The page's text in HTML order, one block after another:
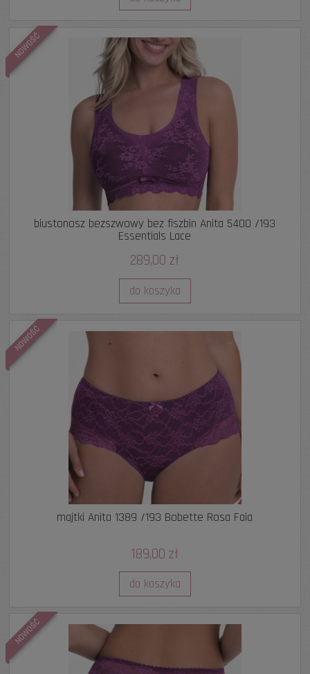
biustonosz bezszwowy bez fiszbin Anita 5400 /193
Essentials Lace
289,00 zł
do koszyka
NOWOŚĆ
majtki Anita 1389 /193 Bobette Rosa Faia
189,00 zł
do koszyka
NOWOŚĆ
NOWOŚĆ